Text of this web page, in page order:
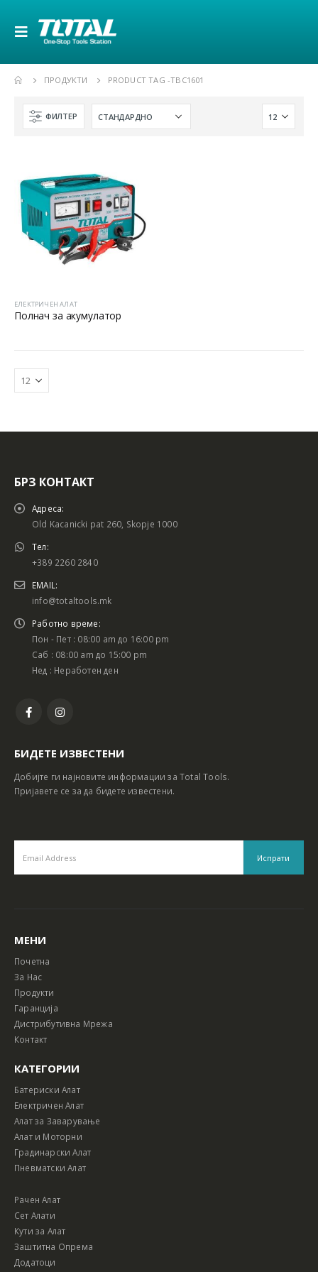
ПРОДУКТИ PRODUCT TAG -TBC1601
ФИЛТЕР
ЕЛЕКТРИЧЕН АЛАТ
Полнач за акумулатор
Батериски сет
Батериски сет Ротирачки Чекан и Бормашина 20V
БРЗ КОНТАКТ
Адреса:
Old Kacanicki pat 260, Skopje 1000
Тел:
+389 2260 2840
EMAIL:
info@totaltools.mk
Работно време:
Пон - Пет : 08:00 am до 16:00 pm
Саб : 08:00 am до 15:00 pm
Нед : Неработен ден
БИДЕТЕ ИЗВЕСТЕНИ
Добијте ги најновите информации за Total Tools.
Пријавете се за да бидете известени.
МЕНИ
Почетна
За Нас
Продукти
Гаранција
Дистрибутивна Мрежа
Контакт
КАТЕГОРИИ
Батериски Алат
Електричен Алат
Алат за Заварување
Алат и Моторни
Градинарски Алат
Пневматски Алат
Рачен Алат
Сет Алати
Кути за Алат
Заштитна Опрема
Додатоци